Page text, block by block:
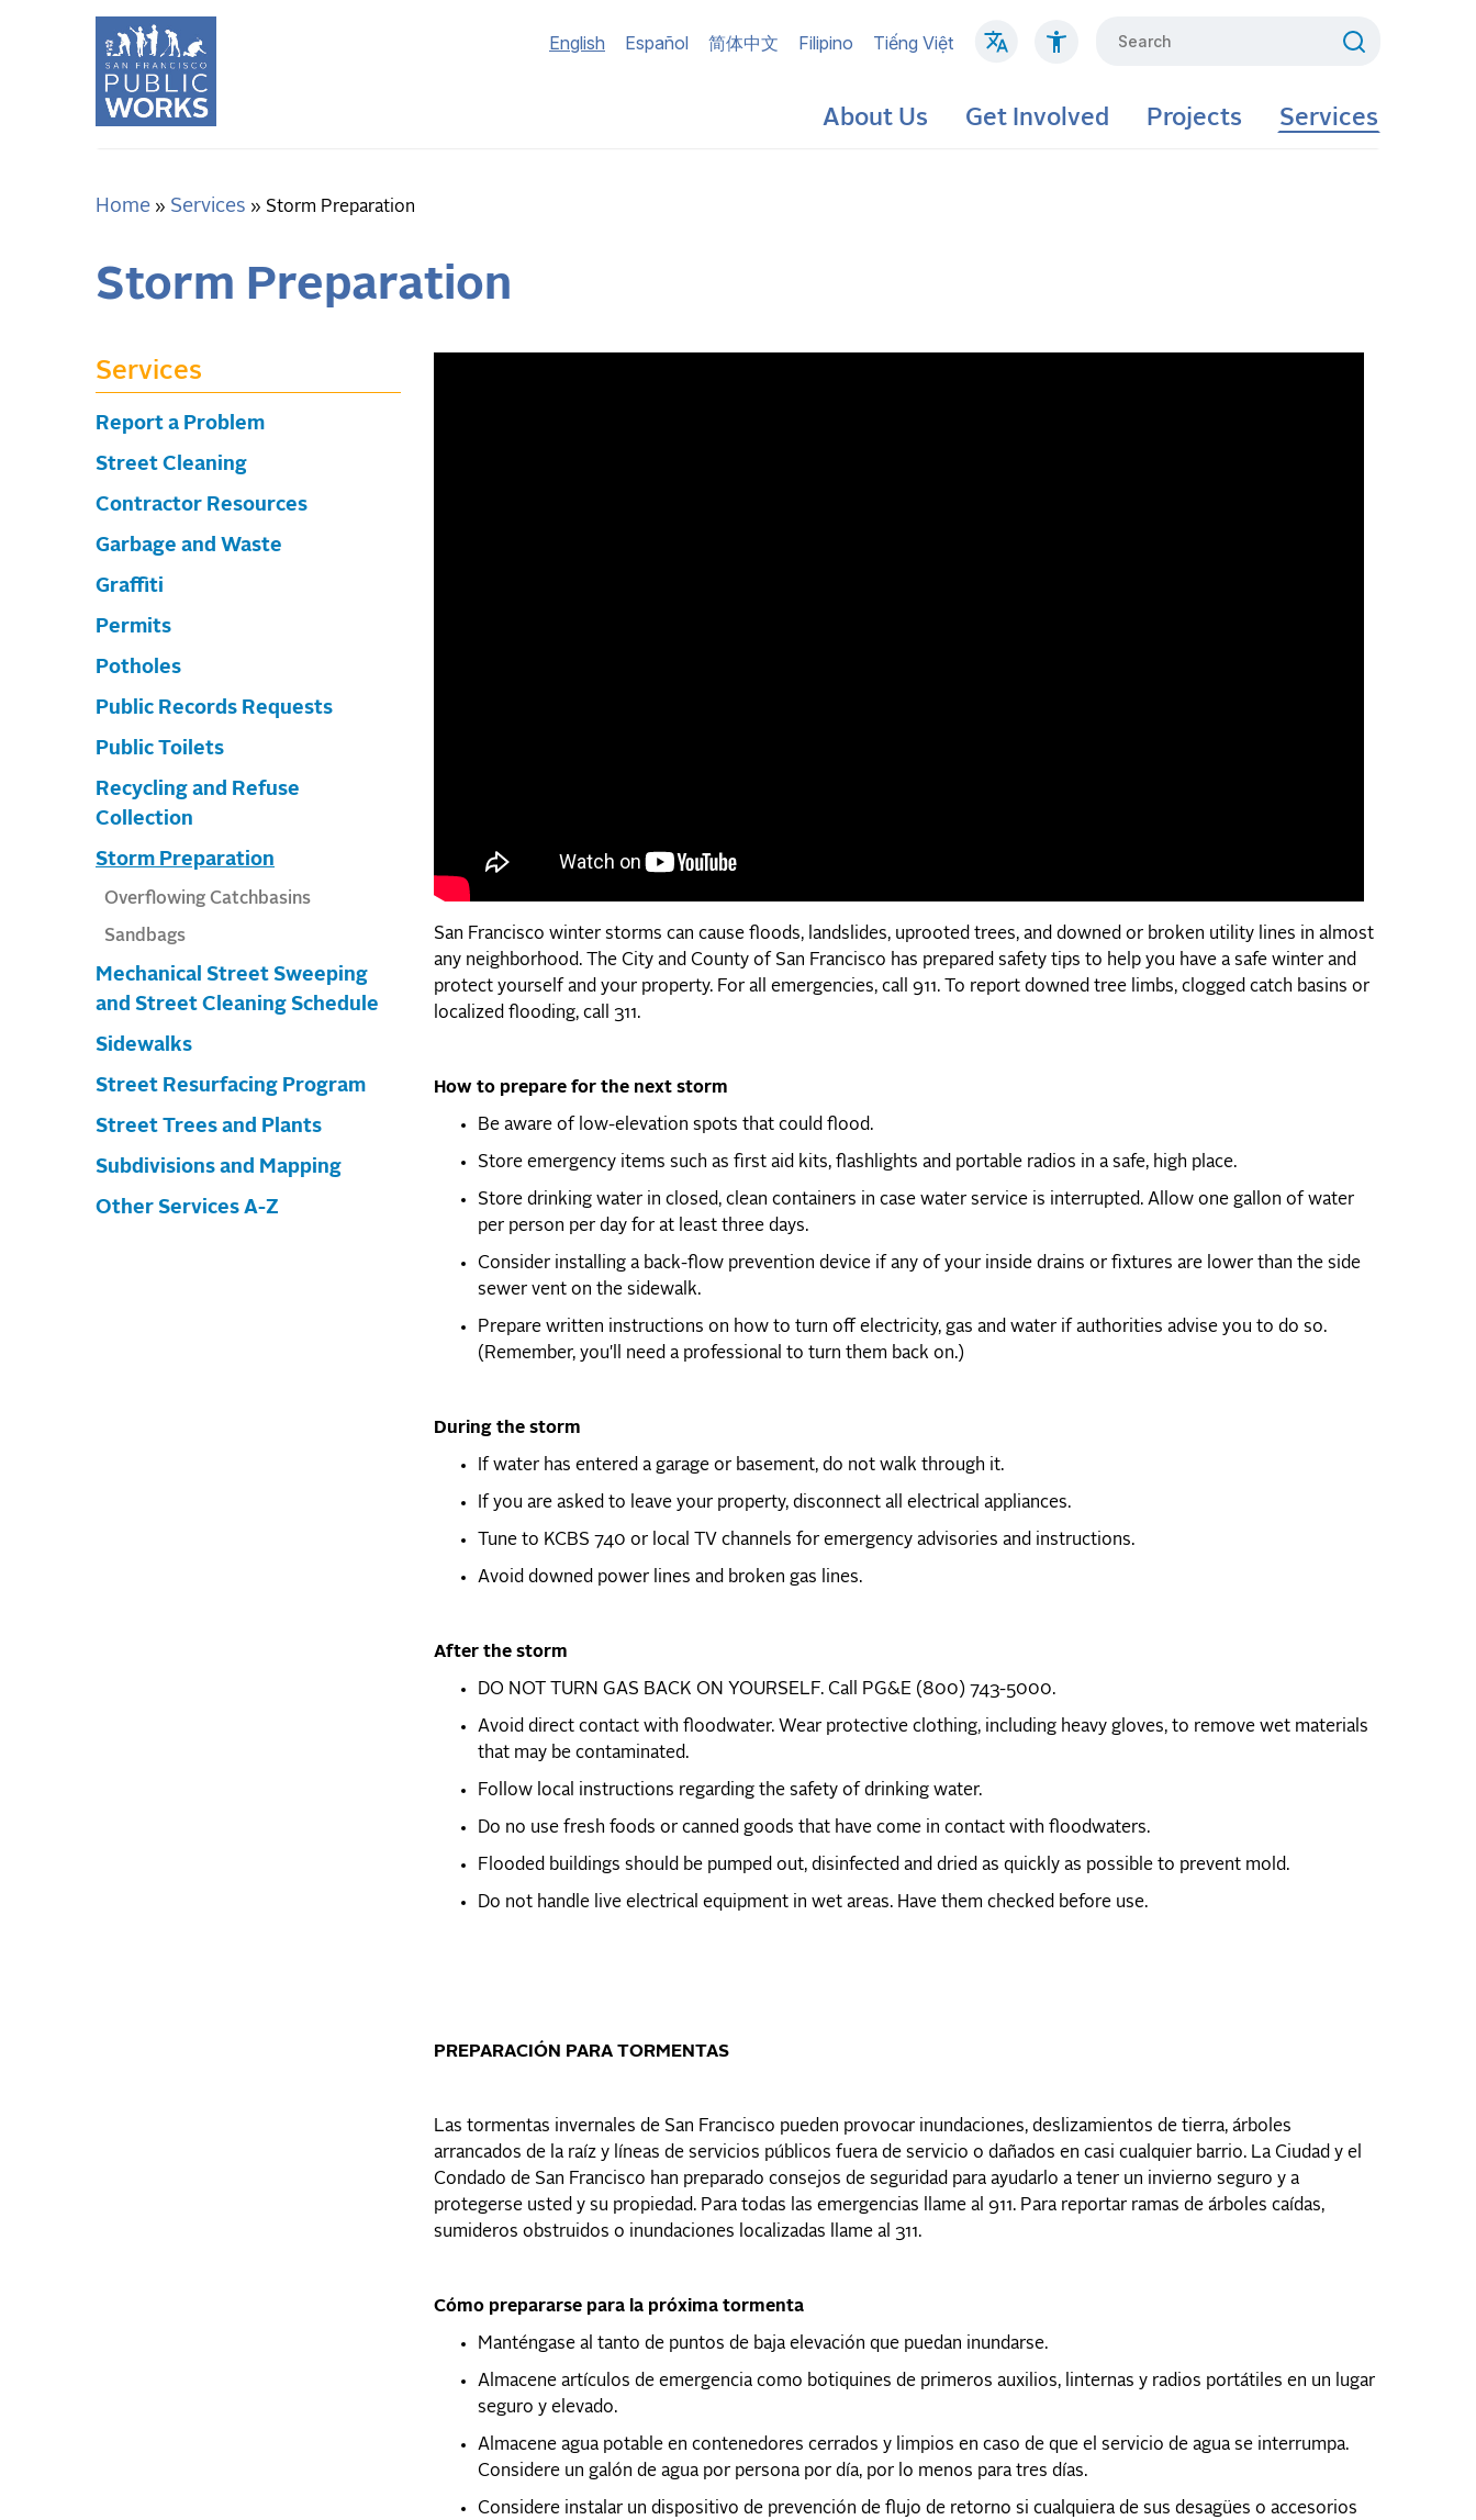
English Español 简体中文 Filipino Tiếng Việt
Main
About Us Get Involved Projects Services
Breadcrumb
Home Services Storm Preparation
Storm Preparation
Services
Report a Problem
Street Cleaning
Contractor Resources
Garbage and Waste
Graffiti
Permits
Potholes
Public Records Requests
Public Toilets
Recycling and Refuse
Collection
Storm Preparation
Overflowing Catchbasins
Sandbags
Mechanical Street Sweeping
and Street Cleaning Schedule
Sidewalks
Street Resurfacing Program
Street Trees and Plants
Subdivisions and Mapping
Other Services A-Z
San Francisco winter storms can cause floods, landslides, uprooted trees, and downed or broken utility lines in almost
any neighborhood. The City and County of San Francisco has prepared safety tips to help you have a safe winter and
protect yourself and your property. For all emergencies, call 911. To report downed tree limbs, clogged catch basins or
localized flooding, call 311.
How to prepare for the next storm
Be aware of low-elevation spots that could flood.
Store emergency items such as first aid kits, flashlights and portable radios in a safe, high place.
Store drinking water in closed, clean containers in case water service is interrupted. Allow one gallon of water
per person per day for at least three days.
Consider installing a back-flow prevention device if any of your inside drains or fixtures are lower than the side
sewer vent on the sidewalk.
Prepare written instructions on how to turn off electricity, gas and water if authorities advise you to do so.
(Remember, you'll need a professional to turn them back on.)
​During the storm
If water has entered a garage or basement, do not walk through it.
If you are asked to leave your property, disconnect all electrical appliances.
Tune to KCBS 740 or local TV channels for emergency advisories and instructions.
Avoid downed power lines and broken gas lines.
After the storm
DO NOT TURN GAS BACK ON YOURSELF. Call PG&E (800) 743-5000.
Avoid direct contact with floodwater. Wear protective clothing, including heavy gloves, to remove wet materials
that may be contaminated.
Follow local instructions regarding the safety of drinking water.
Do no use fresh foods or canned goods that have come in contact with floodwaters.
Flooded buildings should be pumped out, disinfected and dried as quickly as possible to prevent mold.
Do not handle live electrical equipment in wet areas. Have them checked before use.
PREPARACIÓN PARA TORMENTAS
Las tormentas invernales de San Francisco pueden provocar inundaciones, deslizamientos de tierra, árboles
arrancados de la raíz y líneas de servicios públicos fuera de servicio o dañados en casi cualquier barrio. La Ciudad y el
Condado de San Francisco han preparado consejos de seguridad para ayudarlo a tener un invierno seguro y a
protegerse usted y su propiedad. Para todas las emergencias llame al 911. Para reportar ramas de árboles caídas,
sumideros obstruidos o inundaciones localizadas llame al 311.
Cómo prepararse para la próxima tormenta
Manténgase al tanto de puntos de baja elevación que puedan inundarse.
Almacene artículos de emergencia como botiquines de primeros auxilios, linternas y radios portátiles en un lugar
seguro y elevado.
Almacene agua potable en contenedores cerrados y limpios en caso de que el servicio de agua se interrumpa.
Considere un galón de agua por persona por día, por lo menos para tres días.
Considere instalar un dispositivo de prevención de flujo de retorno si cualquiera de sus desagües o accesorios